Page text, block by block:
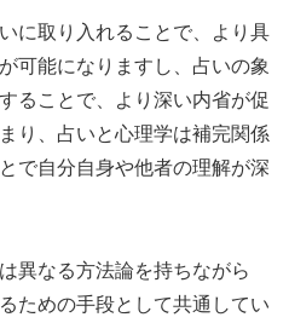
に取り入れることで、より具
可能になりますし、占いの象
ることで、より深い内省が促
り、占いと心理学は補完関係
で自分自身や他者の理解が深
異なる方法論を持ちながら
ための手段として共通してい